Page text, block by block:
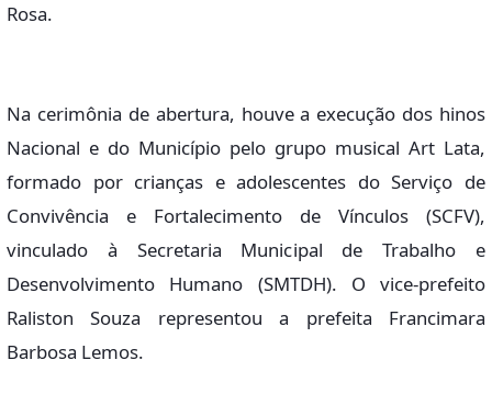
Rosa.
Na cerimônia de abertura, houve a execução dos hinos
Nacional e do Município pelo grupo musical Art Lata,
formado por crianças e adolescentes do Serviço de
Convivência e Fortalecimento de Vínculos (SCFV),
vinculado à Secretaria Municipal de Trabalho e
Desenvolvimento Humano (SMTDH). O vice-prefeito
Raliston Souza representou a prefeita Francimara
Barbosa Lemos.